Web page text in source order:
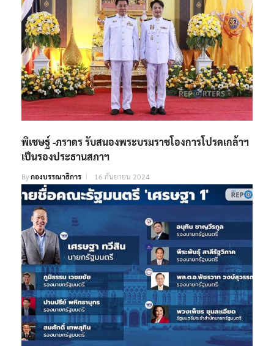
พิเชษฐ์ -ภราดร รับสนองพระบรมราชโองการโปรดเกล้าฯ
เป็นรองประธานสภาฯ
Byกองบรรณาธิการ 16 กันยายน 2024